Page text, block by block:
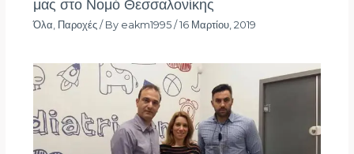
μας στο Νομό Θεσσαλονίκης
Όλα Παροχές/ By eakm1995 / 16 Μαρτίου, 2019